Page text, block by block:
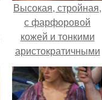
Высокая, стройная,
с фарфоровой
кожей и тонкими
аристократичными
чертами, эль
выглядит так, будто
сошла с полотна